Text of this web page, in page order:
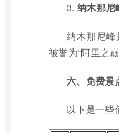
3. 纳木那尼
纳木那尼峰
被誉为“阿里之巅
六、免费景
以下是一些